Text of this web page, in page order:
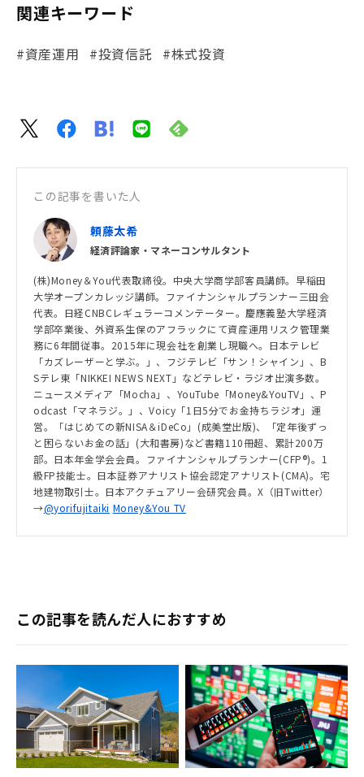
関連キーワード
#資産運用 #投資信託 #株式投資
この記事を書いた人
頼藤太希
経済評論家・マネーコンサルタント
(株)Money＆You代表取締役。中央大学商学部客員講師。早稲田
大学オープンカレッジ講師。ファイナンシャルプランナー三田会
代表。日経CNBCレギュラーコメンテーター。慶應義塾大学経済
学部卒業後、外資系生保のアフラックにて資産運用リスク管理業
務に6年間従事。2015年に現会社を創業し現職へ。日本テレビ
「カズレーザーと学ぶ。」、フジテレビ「サン！シャイン」、B
Sテレ東「NIKKEI NEWS NEXT」などテレビ・ラジオ出演多数。
ニュースメディア「Mocha」、YouTube「Money&YouTV」、P
odcast「マネラジ。」、Voicy「1日5分でお金持ちラジオ」運
営。「はじめての新NISA＆iDeCo」(成美堂出版)、「定年後ずっ
と困らないお金の話」(大和書房)など書籍110冊超、累計200万
部。日本年金学会会員。ファイナンシャルプランナー(CFP®)。1
級FP技能士。日本証券アナリスト協会認定アナリスト(CMA)。宅
地建物取引士。日本アクチュアリー会研究会員。X（旧Twitter）
→@yorifujitaiki Money&You TV
この記事を読んだ人におすすめ